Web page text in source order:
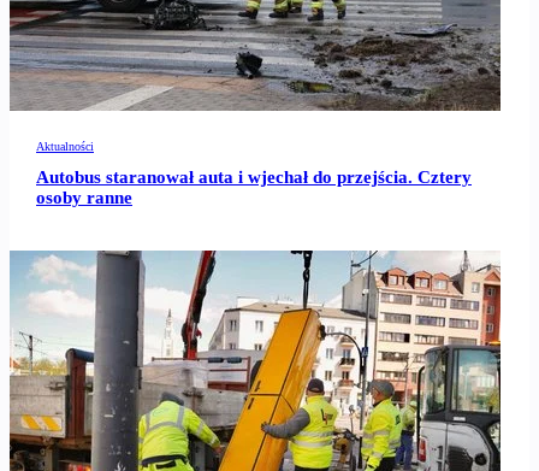
Aktualności
Autobus staranował auta i wjechał do przejścia. Cztery
osoby ranne